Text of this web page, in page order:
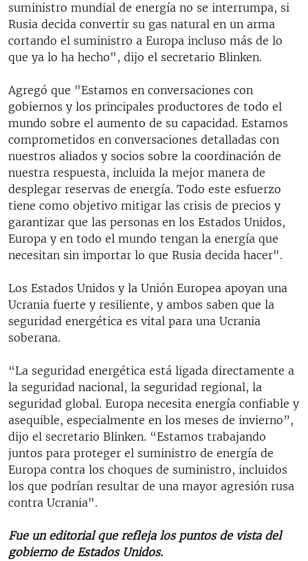
suministro mundial de energía no se interrumpa, si
Rusia decida convertir su gas natural en un arma
cortando el suministro a Europa incluso más de lo
que ya lo ha hecho", dijo el secretario Blinken.
Agregó que "Estamos en conversaciones con
gobiernos y los principales productores de todo el
mundo sobre el aumento de su capacidad. Estamos
comprometidos en conversaciones detalladas con
nuestros aliados y socios sobre la coordinación de
nuestra respuesta, incluida la mejor manera de
desplegar reservas de energía. Todo este esfuerzo
tiene como objetivo mitigar las crisis de precios y
garantizar que las personas en los Estados Unidos,
Europa y en todo el mundo tengan la energía que
necesitan sin importar lo que Rusia decida hacer".
Los Estados Unidos y la Unión Europea apoyan una
Ucrania fuerte y resiliente, y ambos saben que la
seguridad energética es vital para una Ucrania
soberana.
“La seguridad energética está ligada directamente a
la seguridad nacional, la seguridad regional, la
seguridad global. Europa necesita energía confiable y
asequible, especialmente en los meses de invierno”,
dijo el secretario Blinken. “Estamos trabajando
juntos para proteger el suministro de energía de
Europa contra los choques de suministro, incluidos
los que podrían resultar de una mayor agresión rusa
contra Ucrania".
Fue un editorial que refleja los puntos de vista del
gobierno de Estados Unidos.